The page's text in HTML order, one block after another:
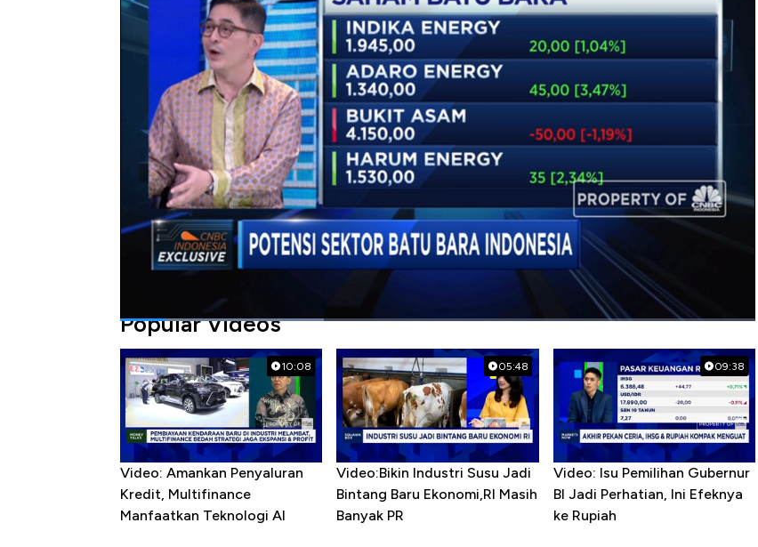
Meski industri batu bara berada di tengah ketidakpastian, namun Arsjad menyebut adanya sentimen
pembatasan impor batu bara Australia mampu mendorong kinerja sektor batu bara Indonesia.
Saksikan wawancara eksklusif Hera F Haryn bersama Presiden Direktur Indika Energy, Arsjad Rasjid
dalam Closing Bell, CNBC Indonesia (Rabu, 20/02/2019), berikut ini.
Bagikan:
#indika energy #batu bara #laba #indy
Popular Videos
10:08
Video: Amankan Penyaluran
Kredit, Multifinance
Manfaatkan Teknologi AI
05:48
Video:Bikin Industri Susu Jadi
Bintang Baru Ekonomi,RI Masih
Banyak PR
09:38
Video: Isu Pemilihan Gubernur
BI Jadi Perhatian, Ini Efeknya
ke Rupiah